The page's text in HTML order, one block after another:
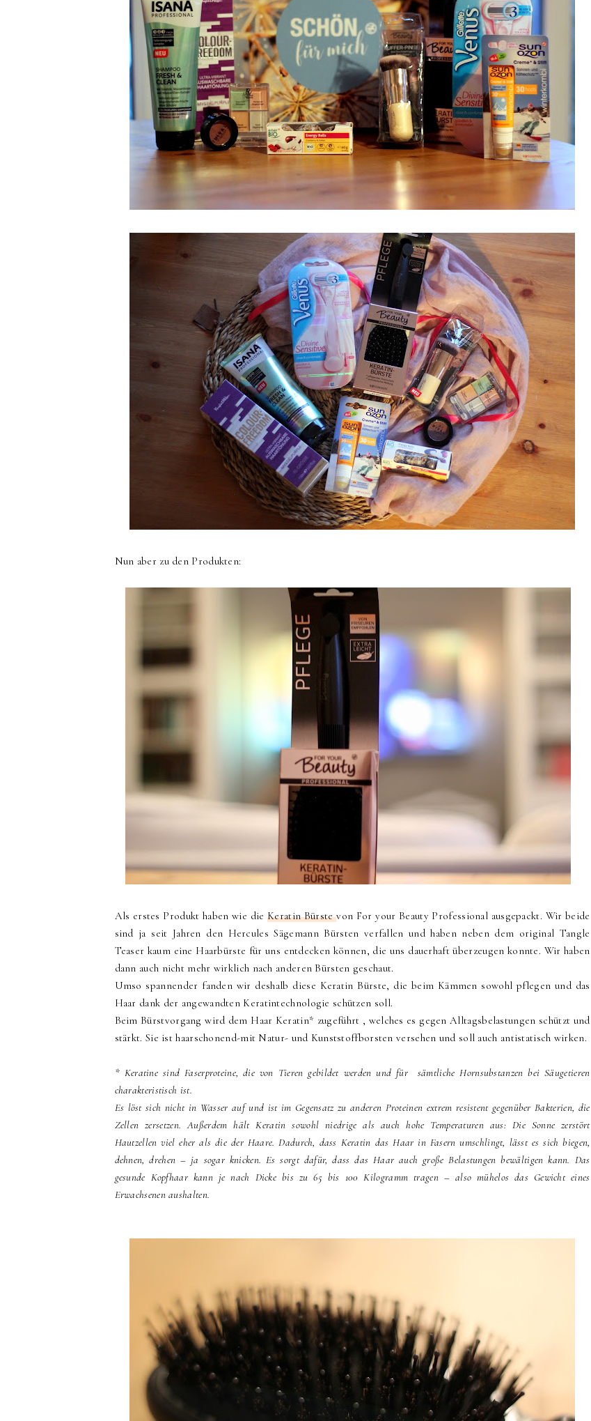
Nun aber zu den Produkten:
Als erstes Produkt haben wie dieKeratin Bürstevon For your Beauty Professional ausgepackt. Wir beide
sind ja seit Jahren den Hercules Sägemann Bürsten verfallen und haben neben dem original Tangle
Teaser kaum eine Haarbürste für uns entdecken können, die uns dauerhaft überzeugen konnte. Wir haben
dann auch nicht mehr wirklich nach anderen Bürsten geschaut.
Umso spannender fanden wir deshalb diese Keratin Bürste, die beim Kämmen sowohl pflegen und das
Haar dank der angewandten Keratintechnologie schützen soll.
Beim Bürstvorgang wird dem Haar Keratin* zugeführt , welches es gegen Alltagsbelastungen schützt und
stärkt. Sie ist haarschonend-mit Natur- und Kunststoffborsten versehen und soll auch antistatisch wirken.
* Keratine sind Faserproteine, die von Tieren gebildet werden und für sämtliche Hornsubstanzen bei Säugetieren
charakteristisch ist.
Es löst sich nicht in Wasser auf und ist im Gegensatz zu anderen Proteinen extrem resistent gegenüber Bakterien, die
Zellen zersetzen. Außerdem hält Keratin sowohl niedrige als auch hohe Temperaturen aus: Die Sonne zerstört
Hautzellen viel eher als die der Haare. Dadurch, dass Keratin das Haar in Fasern umschlingt, lässt es sich biegen,
dehnen, drehen – ja sogar knicken. Es sorgt dafür, dass das Haar auch große Belastungen bewältigen kann. Das
gesunde Kopfhaar kann je nach Dicke bis zu 65 bis 100 Kilogramm tragen – also mühelos das Gewicht eines
Erwachsenen aushalten.